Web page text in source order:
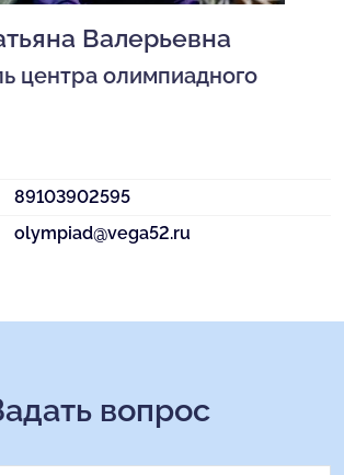
Валерьевна
центра олимпиадного
89103902595
olympiad@vega52.ru
вопрос